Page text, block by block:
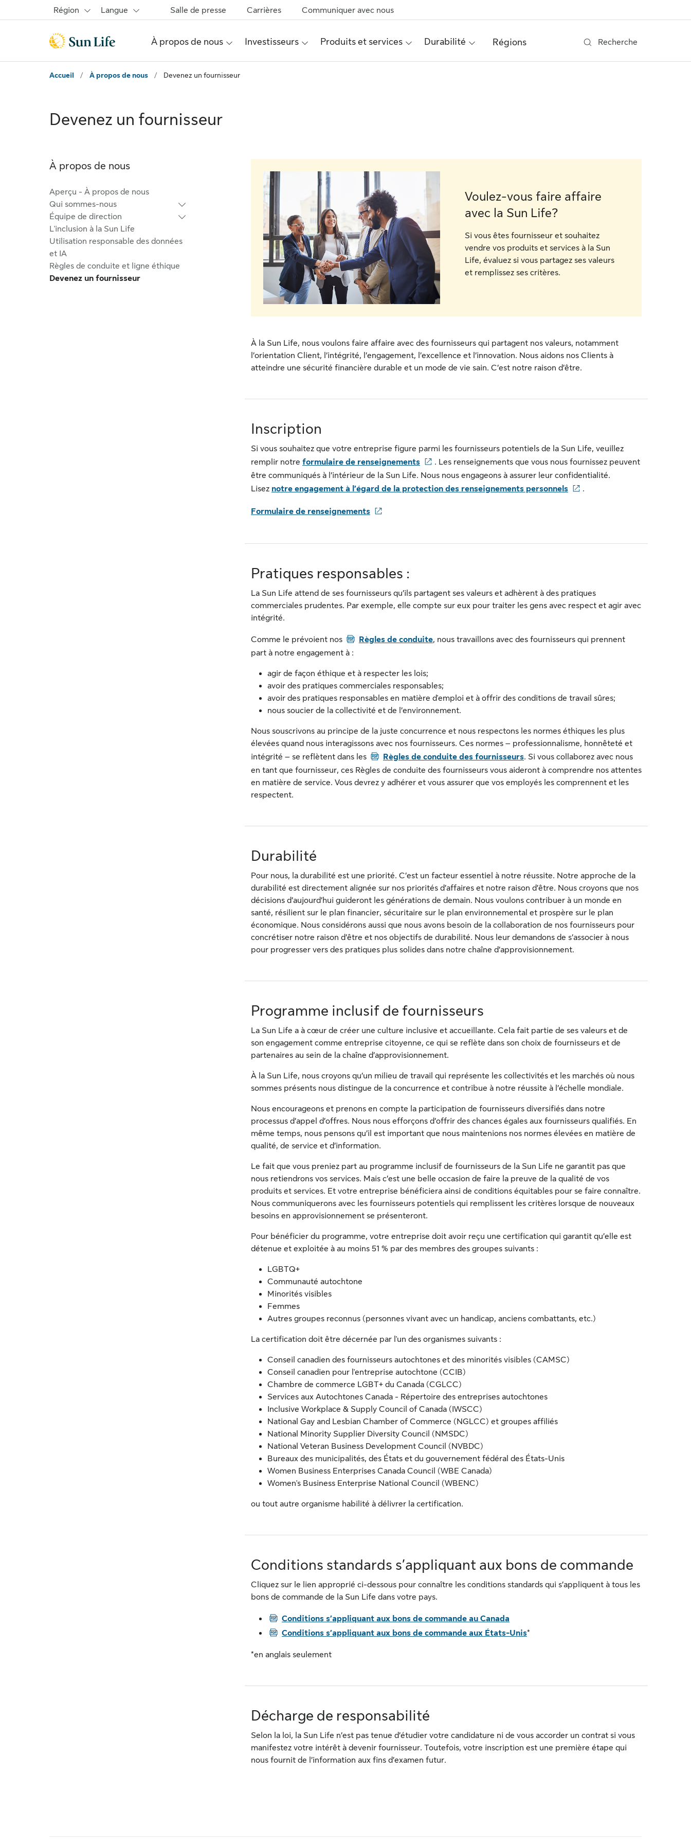
Région Langue Salle de presse Carrières Communiquer avec nous
À propos de nous Investisseurs Produits et services Durabilité Régions Recherche
Accueil / À propos de nous / Devenez un fournisseur
Devenez un fournisseur
À propos de nous
Aperçu - À propos de nous
Qui sommes-nous
Équipe de direction
L'inclusion à la Sun Life
Utilisation responsable des données
et IA
Règles de conduite et ligne éthique
Devenez un fournisseur
Voulez-vous faire affaire
avec la Sun Life?
Si vous êtes fournisseur et souhaitez
vendre vos produits et services à la Sun
Life, évaluez si vous partagez ses valeurs
et remplissez ses critères.
À la Sun Life, nous voulons faire affaire avec des fournisseurs qui partagent nos valeurs, notamment
l’orientation Client, l’intégrité, l’engagement, l’excellence et l’innovation. Nous aidons nos Clients à
atteindre une sécurité financière durable et un mode de vie sain. C’est notre raison d’être.
Inscription
Si vous souhaitez que votre entreprise figure parmi les fournisseurs potentiels de la Sun Life, veuillez
remplir notre formulaire de renseignements
. Les renseignements que vous nous fournissez peuvent
être communiqués à l’intérieur de la Sun Life. Nous nous engageons à assurer leur confidentialité.
Lisez notre engagement à l’égard de la protection des renseignements personnels .
Formulaire de renseignements
Pratiques responsables :
La Sun Life attend de ses fournisseurs qu’ils partagent ses valeurs et adhèrent à des pratiques
commerciales prudentes. Par exemple, elle compte sur eux pour traiter les gens avec respect et agir avec
intégrité.
Comme le prévoient nos PDFRègles de conduite, nous travaillons avec des fournisseurs qui prennent
part à notre engagement à :
agir de façon éthique et à respecter les lois;
avoir des pratiques commerciales responsables;
avoir des pratiques responsables en matière d'emploi et à offrir des conditions de travail sûres;
nous soucier de la collectivité et de l’environnement.
Nous souscrivons au principe de la juste concurrence et nous respectons les normes éthiques les plus
élevées quand nous interagissons avec nos fournisseurs. Ces normes – professionnalisme, honnêteté et
intégrité – se reflètent dans les PDFRègles de conduite des fournisseurs. Si vous collaborez avec nous
en tant que fournisseur, ces Règles de conduite des fournisseurs vous aideront à comprendre nos attentes
en matière de service. Vous devrez y adhérer et vous assurer que vos employés les comprennent et les
respectent.
Durabilité
Pour nous, la durabilité est une priorité. C’est un facteur essentiel à notre réussite. Notre approche de la
durabilité est directement alignée sur nos priorités d’affaires et notre raison d’être. Nous croyons que nos
décisions d’aujourd’hui guideront les générations de demain. Nous voulons contribuer à un monde en
santé, résilient sur le plan financier, sécuritaire sur le plan environnemental et prospère sur le plan
économique. Nous considérons aussi que nous avons besoin de la collaboration de nos fournisseurs pour
concrétiser notre raison d’être et nos objectifs de durabilité. Nous leur demandons de s’associer à nous
pour progresser vers des pratiques plus solides dans notre chaîne d’approvisionnement.
Programme inclusif de fournisseurs
La Sun Life a à cœur de créer une culture inclusive et accueillante. Cela fait partie de ses valeurs et de
son engagement comme entreprise citoyenne, ce qui se reflète dans son choix de fournisseurs et de
partenaires au sein de la chaîne d’approvisionnement.
À la Sun Life, nous croyons qu’un milieu de travail qui représente les collectivités et les marchés où nous
sommes présents nous distingue de la concurrence et contribue à notre réussite à l’échelle mondiale.
Nous encourageons et prenons en compte la participation de fournisseurs diversifiés dans notre
processus d’appel d’offres. Nous nous efforçons d’offrir des chances égales aux fournisseurs qualifiés. En
même temps, nous pensons qu’il est important que nous maintenions nos normes élevées en matière de
qualité, de service et d’information.
Le fait que vous preniez part au programme inclusif de fournisseurs de la Sun Life ne garantit pas que
nous retiendrons vos services. Mais c’est une belle occasion de faire la preuve de la qualité de vos
produits et services. Et votre entreprise bénéficiera ainsi de conditions équitables pour se faire connaître.
Nous communiquerons avec les fournisseurs potentiels qui remplissent les critères lorsque de nouveaux
besoins en approvisionnement se présenteront.
Pour bénéficier du programme, votre entreprise doit avoir reçu une certification qui garantit qu’elle est
détenue et exploitée à au moins 51 % par des membres des groupes suivants :
LGBTQ+
Communauté autochtone
Minorités visibles
Femmes
Autres groupes reconnus (personnes vivant avec un handicap, anciens combattants, etc.)
La certification doit être décernée par l'un des organismes suivants :
Conseil canadien des fournisseurs autochtones et des minorités visibles (CAMSC)
Conseil canadien pour l'entreprise autochtone (CCIB)
Chambre de commerce LGBT+ du Canada (CGLCC)
Services aux Autochtones Canada - Répertoire des entreprises autochtones
Inclusive Workplace & Supply Council of Canada (IWSCC)
National Gay and Lesbian Chamber of Commerce (NGLCC) et groupes affiliés
National Minority Supplier Diversity Council (NMSDC)
National Veteran Business Development Council (NVBDC)
Bureaux des municipalités, des États et du gouvernement fédéral des États-Unis
Women Business Enterprises Canada Council (WBE Canada)
Women's Business Enterprise National Council (WBENC)
ou tout autre organisme habilité à délivrer la certification.
Conditions standards s’appliquant aux bons de commande
Cliquez sur le lien approprié ci-dessous pour connaître les conditions standards qui s’appliquent à tous les
bons de commande de la Sun Life dans votre pays.
PDFConditions s’appliquant aux bons de commande au Canada
PDFConditions s’appliquant aux bons de commande aux États-Unis*
*en anglais seulement
Décharge de responsabilité
Selon la loi, la Sun Life n’est pas tenue d’étudier votre candidature ni de vous accorder un contrat si vous
manifestez votre intérêt à devenir fournisseur. Toutefois, votre inscription est une première étape qui
nous fournit de l’information aux fins d’examen futur.